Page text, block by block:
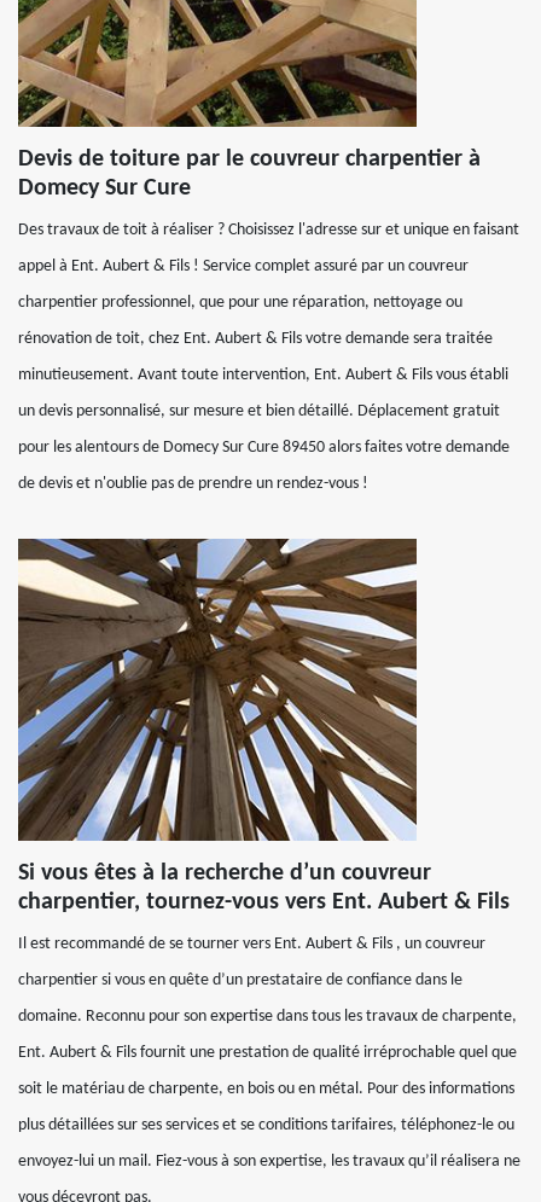
Devis de toiture par le couvreur charpentier à
Domecy Sur Cure
Des travaux de toit à réaliser ? Choisissez l'adresse sur et unique en faisant
appel à Ent. Aubert & Fils ! Service complet assuré par un couvreur
charpentier professionnel, que pour une réparation, nettoyage ou
rénovation de toit, chez Ent. Aubert & Fils votre demande sera traitée
minutieusement. Avant toute intervention, Ent. Aubert & Fils vous établi
un devis personnalisé, sur mesure et bien détaillé. Déplacement gratuit
pour les alentours de Domecy Sur Cure 89450 alors faites votre demande
de devis et n'oublie pas de prendre un rendez-vous !
Si vous êtes à la recherche d’un couvreur
charpentier, tournez-vous vers Ent. Aubert & Fils
Il est recommandé de se tourner vers Ent. Aubert & Fils , un couvreur
charpentier si vous en quête d’un prestataire de confiance dans le
domaine. Reconnu pour son expertise dans tous les travaux de charpente,
Ent. Aubert & Fils fournit une prestation de qualité irréprochable quel que
soit le matériau de charpente, en bois ou en métal. Pour des informations
plus détaillées sur ses services et se conditions tarifaires, téléphonez-le ou
envoyez-lui un mail. Fiez-vous à son expertise, les travaux qu’il réalisera ne
vous décevront pas.